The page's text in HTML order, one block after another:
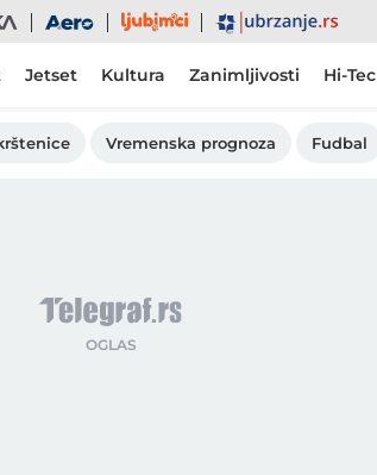
Aero Ljubimci Ubrzanje
Jetset Kultura Zanimljivosti Hi-
Vremenska prognoza Fudbal